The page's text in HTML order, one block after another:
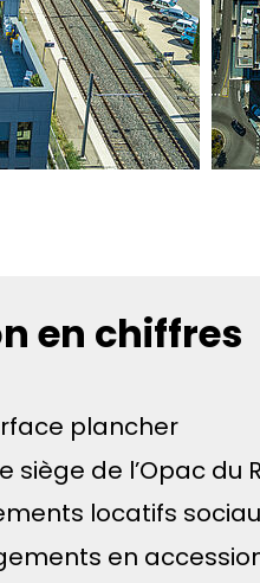
en chiffres
plancher
siège de l’Opac du
locatifs
en